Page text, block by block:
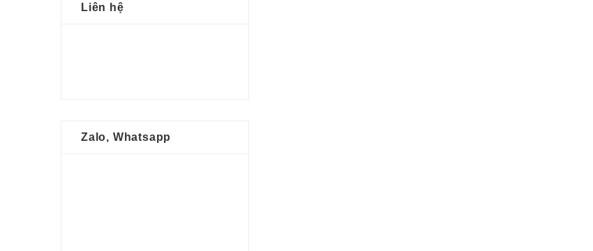
Liên hệ
Zalo, Whatsapp